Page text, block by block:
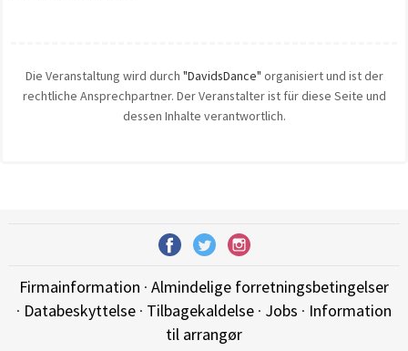
Die Veranstaltung wird durch "DavidsDance" organisiert und ist der
rechtliche Ansprechpartner. Der Veranstalter ist für diese Seite und
dessen Inhalte verantwortlich.
Firmainformation · Almindelige forretningsbetingelser
· Databeskyttelse · Tilbagekaldelse · Jobs · Information
til arrangør